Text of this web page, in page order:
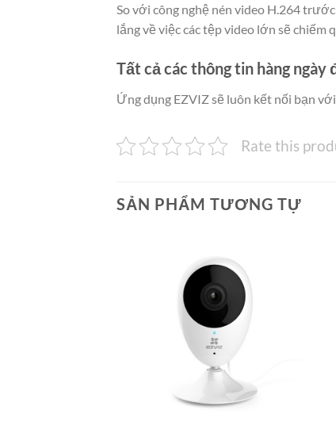
So với công nghệ nén video H.264
lắng về việc các tệp video lớn sẽ chiếm
Tất cả các thông tin hàng
Ứng dụng EZVIZ sẽ luôn kết nối bạn
Rate this
SẢN PHẨM TƯƠNG TỰ